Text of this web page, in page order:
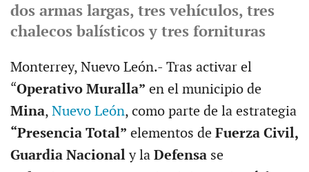
dos armas largas, tres vehículos, tres
chalecos balísticos y tres fornituras
Monterrey, Nuevo León.- Tras activar el
“Operativo Muralla” en el municipio de
Mina, Nuevo León, como parte de la estrategia
“Presencia Total” elementos de Fuerza Civil,
Guardia Nacionaly la Defensase